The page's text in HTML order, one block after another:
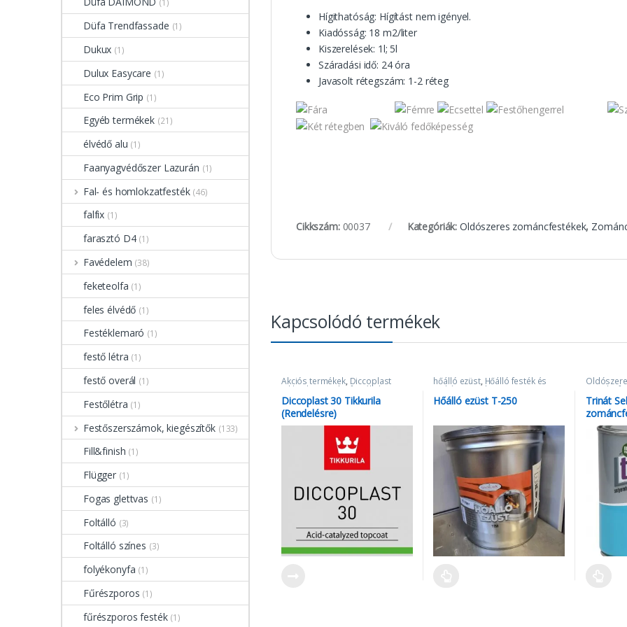
Hígithatóság: Hígítást nem igényel.
Kiadósság: 18 m2/liter
Kiszerelések: 1l; 5l
Száradási idő: 24 óra
Javasolt rétegszám: 1-2 réteg
Cikkszám: 00037 Kategóriák: Oldószeres zománcfestékek,
Kapcsolódó termékek
Akciós termékek, Diccoplast
Tikkurila Zománcfestékek
Diccoplast 30 Tikkurila
(Rendelésre)
hőálló ezüst, Hőálló festék és
radiátorzománc
Zománcfestékek
Hőálló ezüst T-250
Trinát
(1)
Düfa Trendfassade (1)
Dukux (1)
Dulux Easycare (1)
Eco Prim Grip (1)
Egyéb termékek (21)
élvédő alu (1)
Faanyagvédőszer Lazurán (1)
Fal- és homlokzatfesték (46)
falfix (1)
farasztó D4 (1)
Favédelem (38)
feketeolfa (1)
feles élvédő (1)
Festéklemaró (1)
festő létra (1)
festő overál (1)
Festőlétra (1)
Festőszerszámok, kiegészítők (133)
Fill&finish (1)
Flügger (1)
Fogas glettvas (1)
Foltálló (3)
Foltálló színes (3)
folyékonyfa (1)
Fűrészporos (1)
fűrészporos festék (1)